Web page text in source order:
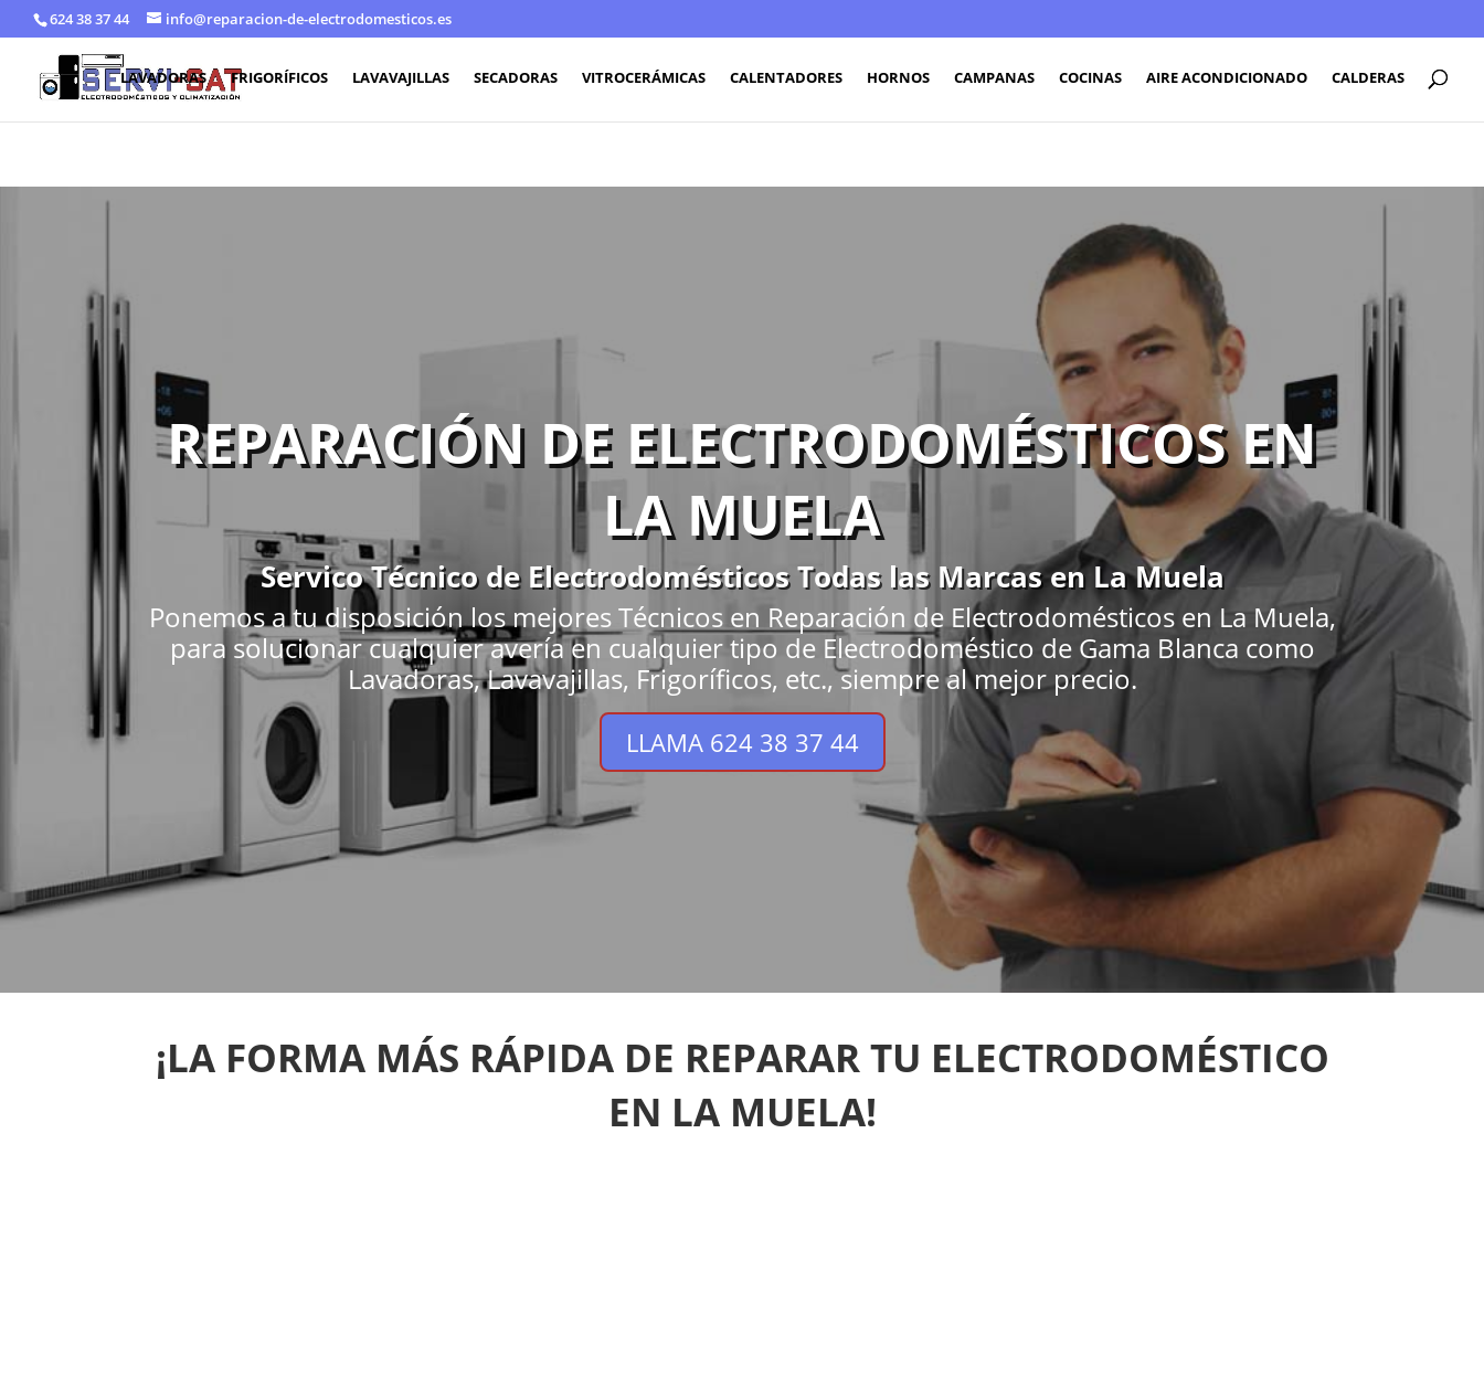
624 38 37 44 info@reparacion-de-electrodomesticos.es
LAVADORAS FRIGORÍFICOS LAVAVAJILLAS SECADORAS VITROCERÁMICAS CALENTADORES HORNOS CAMPANAS COCINAS AIRE ACONDICIONADO CALDERAS
REPARACIÓN DE ELECTRODOMÉSTICOS EN
LA MUELA
Servico Técnico de Electrodomésticos Todas las Marcas en La Muela
Ponemos a tu disposición los mejores Técnicos en Reparación de Electrodomésticos en La Muela,
para solucionar cualquier avería en cualquier tipo de Electrodoméstico de Gama Blanca como
Lavadoras, Lavavajillas, Frigoríficos, etc., siempre al mejor precio.
LLAMA 624 38 37 44
¡LA FORMA MÁS RÁPIDA DE REPARAR TU ELECTRODOMÉSTICO
EN LA MUELA!